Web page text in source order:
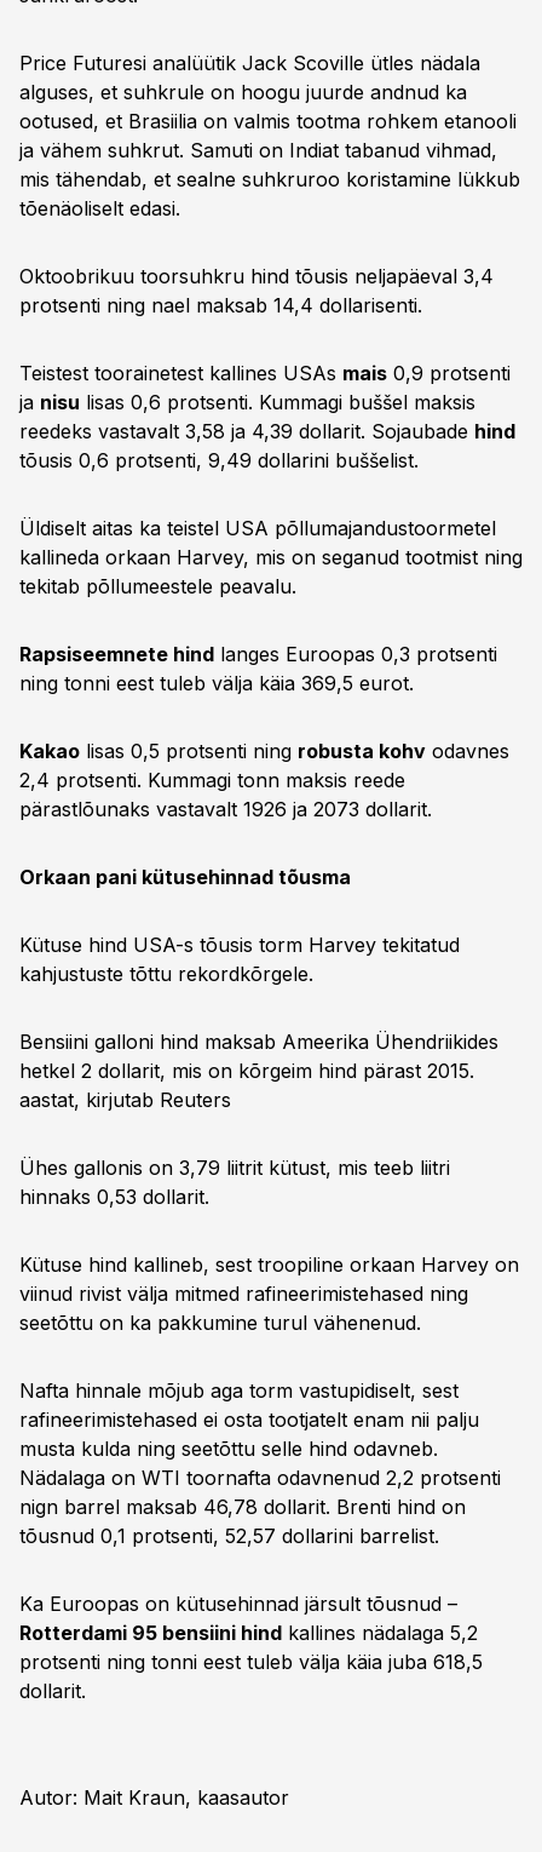
Price Futuresi analüütik Jack Scoville ütles nädala
alguses, et suhkrule on hoogu juurde andnud ka
ootused, et Brasiilia on valmis tootma rohkem etanooli
ja vähem suhkrut. Samuti on Indiat tabanud vihmad,
mis tähendab, et sealne suhkruroo koristamine lükkub
tõenäoliselt edasi.
Oktoobrikuu toorsuhkru hind tõusis neljapäeval 3,4
protsenti ning nael maksab 14,4 dollarisenti.
Teistest toorainetest kallines USAs mais 0,9 protsenti
ja nisu lisas 0,6 protsenti. Kummagi buššel maksis
reedeks vastavalt 3,58 ja 4,39 dollarit. Sojaubade hind
tõusis 0,6 protsenti, 9,49 dollarini buššelist.
Üldiselt aitas ka teistel USA põllumajandustoormetel
kallineda orkaan Harvey, mis on seganud tootmist ning
tekitab põllumeestele peavalu.
Rapsiseemnete hind langes Euroopas 0,3 protsenti
ning tonni eest tuleb välja käia 369,5 eurot.
Kakao lisas 0,5 protsenti ning robusta kohv odavnes
2,4 protsenti. Kummagi tonn maksis reede
pärastlõunaks vastavalt 1926 ja 2073 dollarit.
Orkaan pani kütusehinnad tõusma
Kütuse hind USA-s tõusis torm Harvey tekitatud
kahjustuste tõttu rekordkõrgele.
Bensiini galloni hind maksab Ameerika Ühendriikides
hetkel 2 dollarit, mis on kõrgeim hind pärast 2015.
aastat, kirjutab Reuters
Ühes gallonis on 3,79 liitrit kütust, mis teeb liitri
hinnaks 0,53 dollarit.
Kütuse hind kallineb, sest troopiline orkaan Harvey on
viinud rivist välja mitmed rafineerimistehased ning
seetõttu on ka pakkumine turul vähenenud.
Nafta hinnale mõjub aga torm vastupidiselt, sest
rafineerimistehased ei osta tootjatelt enam nii palju
musta kulda ning seetõttu selle hind odavneb.
Nädalaga on WTI toornafta odavnenud 2,2 protsenti
nign barrel maksab 46,78 dollarit. Brenti hind on
tõusnud 0,1 protsenti, 52,57 dollarini barrelist.
Ka Euroopas on kütusehinnad järsult tõusnud –
Rotterdami 95 bensiini hind kallines nädalaga 5,2
protsenti ning tonni eest tuleb välja käia juba 618,5
dollarit.
Autor: Mait Kraun, kaasautor